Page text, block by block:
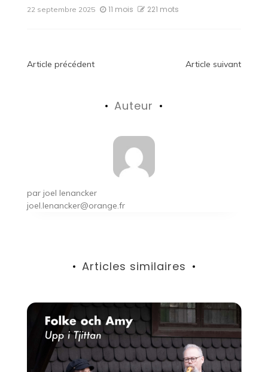
22 septembre 2025 11 mois 221 mots
Navigation
Article précédent Article suivant
Auteur
par joel lenancker
joel.lenancker@orange.fr
Articles similaires